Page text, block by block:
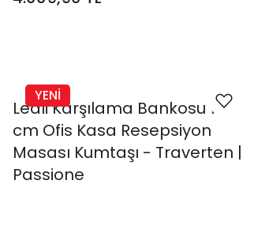
YENİ
Ledli Karşılama Bankosu 110
cm Ofis Kasa Resepsiyon
Masası Kumtaşı - Traverten |
Passione